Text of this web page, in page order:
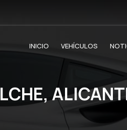
INICIO VEHÍCULOS